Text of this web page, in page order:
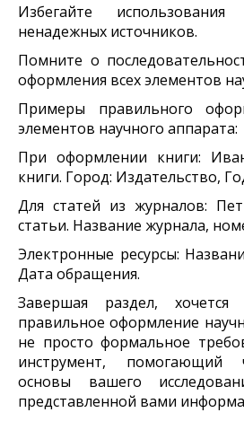
Избегайте
ненадежных источников.
Помните о
оформления всех элементов
Примеры правильного
элементов научного аппарата:
При оформлении книги:
книги. Город: Издательство,
Для статей из журналов:
статьи. Название журнала,
Электронные ресурсы:
Дата обращения.
Завершая раздел, хочется
правильное оформление
не просто формальное
инструмент, помогающий
основы вашего
представленной вами